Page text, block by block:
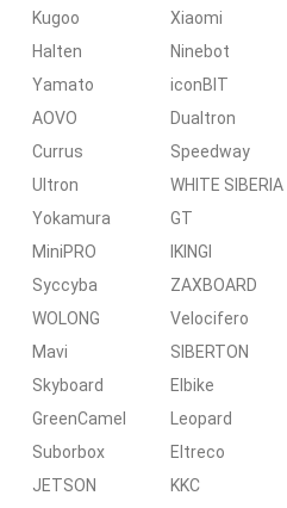
Kugoo
Xiaomi
Halten
Ninebot
Yamato
iconBIT
AOVO
Dualtron
Currus
Speedway
Ultron
WHITE SIBERIA
Yokamura
GT
MiniPRO
IKINGI
Syccyba
ZAXBOARD
WOLONG
Velocifero
Mavi
SIBERTON
Skyboard
Elbike
GreenCamel
Leopard
Suborbox
Eltreco
JETSON
KKC